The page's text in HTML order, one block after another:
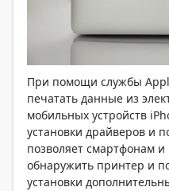
При помощи службы
печатать данные из
мобильных устройств
установки драйверов и
позволяет смартфонам
обнаружить принтер и
установки